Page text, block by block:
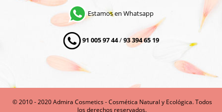
Estamos en Whatsapp
91 005 97 44/93 394 65 19
© 2010 - 2020 Admira Cosmetics - Cosmética Natural y Ecológica. Todos
los derechos reservados.